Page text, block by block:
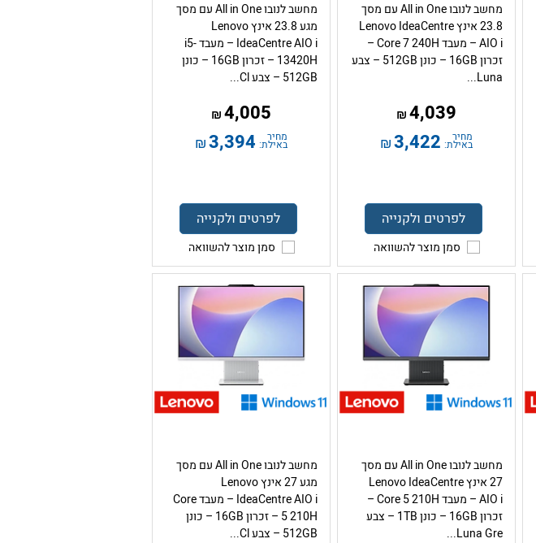
מחשב לנובו All in One עם מסך
23.8 אינץ Lenovo IdeaCentre
AIO i – מעבד Core 7 240H –
זכרון 16GB – כונן 512GB – צבע
Luna...
4,039
₪
מחיר
באילת: 3,422
₪
לפרטים ולקנייה
סמן מוצר להשוואה
מחשב לנובו All in One עם מסך
מגע 23.8 אינץ Lenovo
IdeaCentre AIO i – מעבד i5-
13420H – זכרון 16GB – כונן
512GB – צבע Cl...
4,005
₪
מחיר
באילת: 3,394
₪
לפרטים ולקנייה
סמן מוצר להשוואה
מחשב לנובו All in One עם מסך
27 אינץ Lenovo IdeaCentre
AIO i – מעבד Core 5 210H –
זכרון 16GB – כונן 1TB – צבע
Luna Gre...
מחשב לנובו All in One עם מסך
מגע 27 אינץ Lenovo
IdeaCentre AIO i – מעבד Core
5 210H – זכרון 16GB – כונן
512GB – צבע Cl...